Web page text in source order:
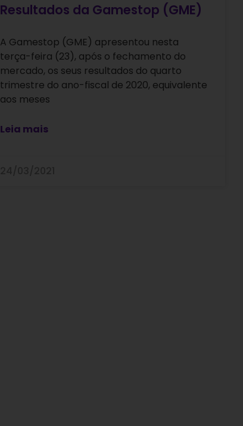
Resultados da Gamestop (GME)
A Gamestop (GME) apresentou nesta
terça-feira (23), após o fechamento do
mercado, os seus resultados do quarto
trimestre do ano-fiscal de 2020, equivalente
aos meses
Leia mais